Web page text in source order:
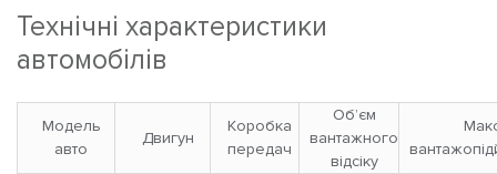
Технічні характеристики
автомобілів
Модель
авто
Двигун
Коробка
передач
Об’єм
вантажного
відсіку